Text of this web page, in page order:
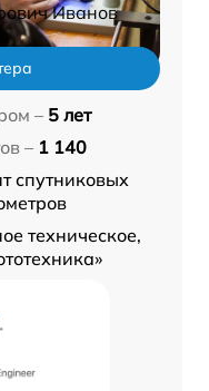
Иванов
– 5 лет
– 1 140
спутниковых
техническое,